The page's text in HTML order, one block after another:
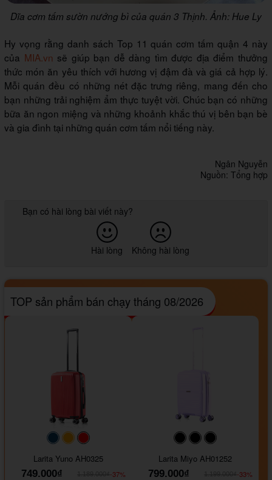
Dĩa cơm tấm sườn nướng bì của quán 3 Thịnh. Ảnh: Hue Ly
Hy vọng rằng danh sách Top 11 quán cơm tấm quận 4 này
của MIA.vn sẽ giúp bạn dễ dàng tìm được địa điểm thưởng
thức món ăn yêu thích với hương vị đậm đà và giá cả hợp lý.
Mỗi quán đều có những nét đặc trưng riêng, mang đến cho
bạn những trải nghiệm ẩm thực tuyệt vời. Chúc bạn có những
bữa ăn ngon miệng và những khoảnh khắc thú vị bên bạn bè
và gia đình tại những quán cơm tấm nổi tiếng này.
Ngân Nguyễn
Nguồn: Tổng hợp
Bạn có hài lòng bài viết này?
Hài lòng Không hài lòng
TOP sản phẩm bán chạy tháng 08/2026
#093f69#ffa500
Larita Yuno AH0325
749.000₫
-37%
#000000#000000
Larita Miyo AH01252
799.000₫
-33%